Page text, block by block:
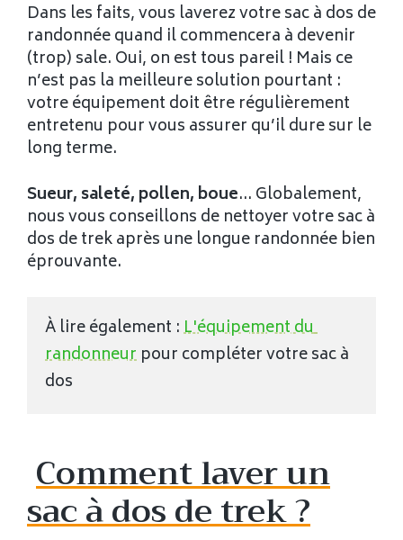
Dans les faits, vous laverez votre sac à dos de
randonnée quand il commencera à devenir
(trop) sale. Oui, on est tous pareil ! Mais ce
n’est pas la meilleure solution pourtant :
votre équipement doit être régulièrement
entretenu pour vous assurer qu’il dure sur le
long terme.
Sueur, saleté, pollen, boue… Globalement,
nous vous conseillons de nettoyer votre sac à
dos de trek après une longue randonnée bien
éprouvante.
À lire également : L'équipement du
randonneur pour compléter votre sac à
dos
Comment laver un
sac à dos de trek ?